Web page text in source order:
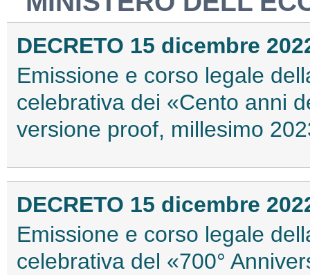
DECRETO 15 dicembre
Emissione e corso legale
celebrativa dei «Cento anni
versione proof, millesimo
DECRETO 15 dicembre
Emissione e corso legale
celebrativa del «700°